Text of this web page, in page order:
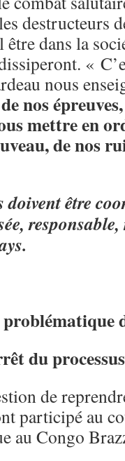
destructeurs
dans la
«
nous
nos
mettre en
de nos
être
du
de
participé au
au Congo